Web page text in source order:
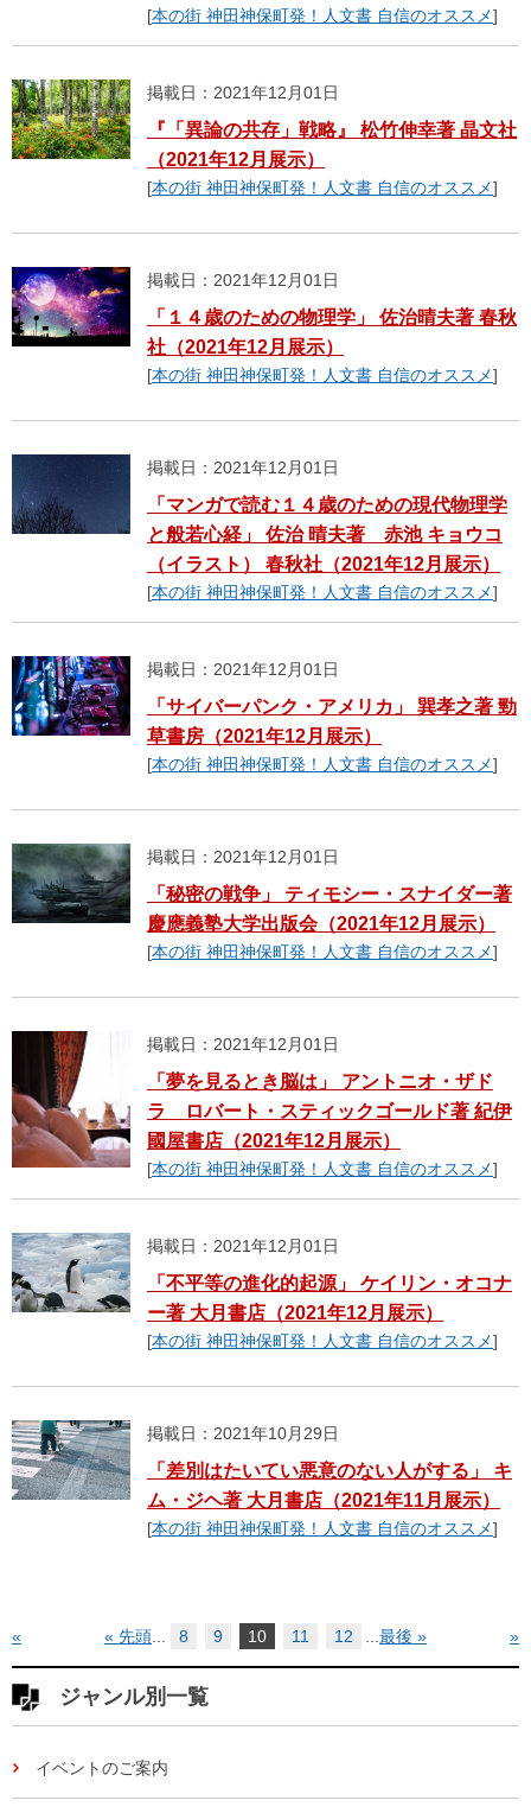
[本の街 神田神保町発！人文書 自信のオススメ]
掲載日：2021年12月01日
『「異論の共存」戦略』 松竹伸幸著 晶文社
（2021年12月展示）
[本の街 神田神保町発！人文書 自信のオススメ]
掲載日：2021年12月01日
「１４歳のための物理学」 佐治晴夫著 春秋
社（2021年12月展示）
[本の街 神田神保町発！人文書 自信のオススメ]
掲載日：2021年12月01日
「マンガで読む１４歳のための現代物理学
と般若心経」 佐治 晴夫著 赤池 キョウコ
（イラスト） 春秋社（2021年12月展示）
[本の街 神田神保町発！人文書 自信のオススメ]
掲載日：2021年12月01日
「サイバーパンク・アメリカ」 巽孝之著 勁
草書房（2021年12月展示）
[本の街 神田神保町発！人文書 自信のオススメ]
掲載日：2021年12月01日
「秘密の戦争」 ティモシー・スナイダー著
慶應義塾大学出版会（2021年12月展示）
[本の街 神田神保町発！人文書 自信のオススメ]
掲載日：2021年12月01日
「夢を見るとき脳は」 アントニオ・ザド
ラ ロバート・スティックゴールド著 紀伊
國屋書店（2021年12月展示）
[本の街 神田神保町発！人文書 自信のオススメ]
掲載日：2021年12月01日
「不平等の進化的起源」 ケイリン・オコナ
ー著 大月書店（2021年12月展示）
[本の街 神田神保町発！人文書 自信のオススメ]
掲載日：2021年10月29日
「差別はたいてい悪意のない人がする」 キ
ム・ジヘ著 大月書店（2021年11月展示）
[本の街 神田神保町発！人文書 自信のオススメ]
« 先頭
« ... 8 9 10 11 12 ... »
最後 »
ジャンル別一覧
イベントのご案内